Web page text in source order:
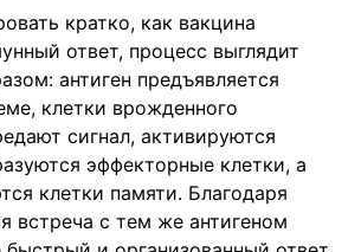
кратко, как вакцина
ответ, процесс выглядит
антиген предъявляется
клетки врожденного
сигнал, активируются
эффекторные клетки, а
клетки памяти. Благодаря
встреча с тем же антигеном